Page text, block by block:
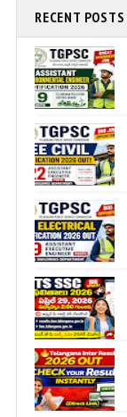
RECENT POSTS